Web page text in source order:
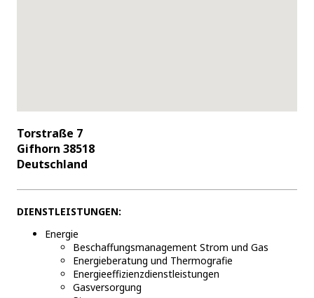
Torstraße 7
Gifhorn 38518
Deutschland
DIENSTLEISTUNGEN:
Energie
Beschaffungsmanagement Strom und Gas
Energieberatung und Thermografie
Energieeffizienzdienstleistungen
Gasversorgung